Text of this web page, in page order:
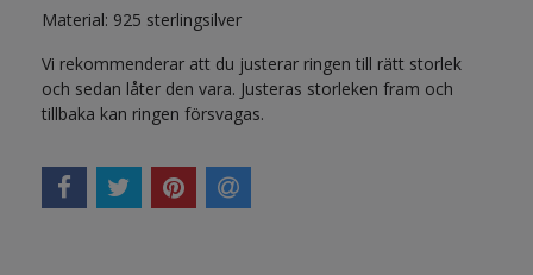
Material: 925 sterlingsilver
Vi rekommenderar att du justerar ringen till rätt storlek
och sedan låter den vara. Justeras storleken fram och
tillbaka kan ringen försvagas.